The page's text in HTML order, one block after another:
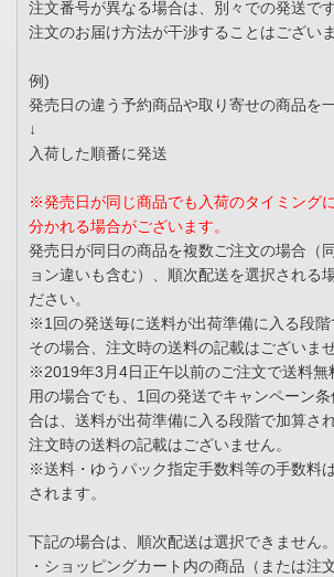
注文番号が異なる場合は、別々での発送で
注文のお届け方法が干渉することはございま
例)
発売日の違う予約商品や取り寄せの商品を
↓
入荷した順番に発送
※発売日が同じ商品でも入荷のタイミング
分かれる場合がございます。
発売日が同日の商品を複数ご注文の場合（
ョン違いも含む）、順次配送を選択される
ださい。
※1回の発送毎に送料が出荷準備に入る段階
その場合、注文時の送料の記載はございませ
※2019年3月4日正午以前のご注文で送料無
用の場合でも、1回の発送でキャンペーン
合は、送料が出荷準備に入る段階で加算さ
注文時の送料の記載はございません。
※送料・ゆうパック指定手数料等の手数料
されます。
下記の場合は、順次配送は選択できません。
・ショッピングカート内の商品（または注